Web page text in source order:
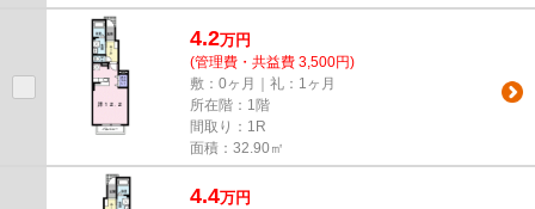
4.2万円
(管理費・共益費 3,500円)
敷：0ヶ月｜礼：1ヶ月
所在階：1階
間取り：1R
面積：32.90㎡
4.4万円